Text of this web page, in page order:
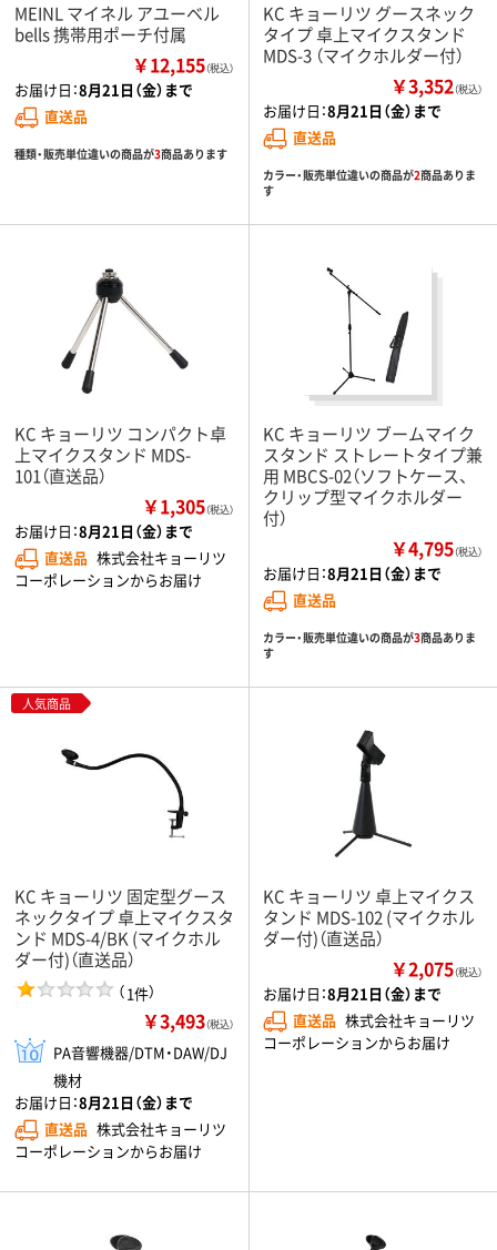
MEINL マイネル アユーベル
bells 携帯用ポーチ付属
￥12,155（税込）
お届け日：8月21日（金）まで
直送品
種類・販売単位違いの商品が3商品あります
KC キョーリツ グースネック
タイプ 卓上マイクスタンド
MDS-3 （マイクホルダー付）
￥3,352（税込）
お届け日：8月21日（金）まで
直送品
カラー・販売単位違いの商品が2商品ありま
す
KC キョーリツ コンパクト卓
上マイクスタンド MDS-
101（直送品）
￥1,305（税込）
お届け日：8月21日（金）まで
直送品 株式会社キョーリツ
コーポレーションからお届け
KC キョーリツ ブームマイク
スタンド ストレートタイプ兼
用 MBCS-02（ソフトケース、
クリップ型マイクホルダー
付）
￥4,795（税込）
お届け日：8月21日（金）まで
直送品
カラー・販売単位違いの商品が3商品ありま
す
人気商品
KC キョーリツ 固定型グース
ネックタイプ 卓上マイクスタ
ンド MDS-4/BK (マイクホル
ダー付)（直送品）
（1件）
￥3,493（税込）
PA音響機器/DTM・DAW/DJ
機材
お届け日：8月21日（金）まで
直送品 株式会社キョーリツ
コーポレーションからお届け
KC キョーリツ 卓上マイクス
タンド MDS-102 (マイクホル
ダー付)（直送品）
￥2,075（税込）
お届け日：8月21日（金）まで
直送品 株式会社キョーリツ
コーポレーションからお届け